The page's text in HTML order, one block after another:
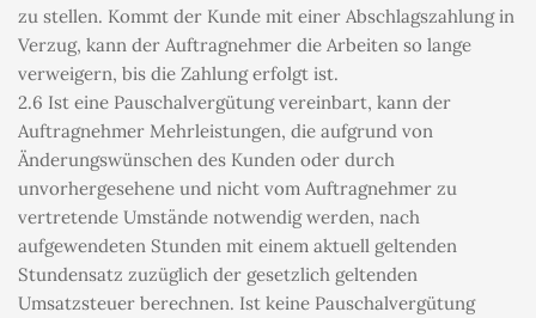
zu stellen. Kommt der Kunde mit einer Abschlagszahlung in
Verzug, kann der Auftragnehmer die Arbeiten so lange
verweigern, bis die Zahlung erfolgt ist.
2.6 Ist eine Pauschalvergütung vereinbart, kann der
Auftragnehmer Mehrleistungen, die aufgrund von
Änderungswünschen des Kunden oder durch
unvorhergesehene und nicht vom Auftragnehmer zu
vertretende Umstände notwendig werden, nach
aufgewendeten Stunden mit einem aktuell geltenden
Stundensatz zuzüglich der gesetzlich geltenden
Umsatzsteuer berechnen. Ist keine Pauschalvergütung